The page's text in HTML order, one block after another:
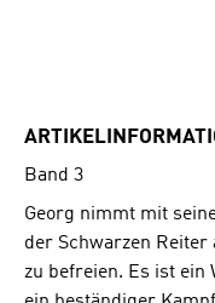
Band 3
Georg nimmt mit
der Schwarzen Reiter
zu befreien. Es ist ein